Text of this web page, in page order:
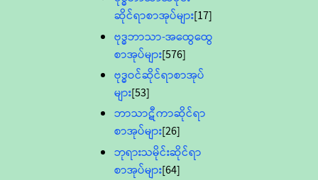
ဆိုင်ရာစာအုပ်များ[17]
ဗုဒ္ဓဘာသာ-အထွေထွေ
စာအုပ်များ[576]
ဗုဒ္ဓဝင်ဆိုင်ရာစာအုပ်
များ[53]
ဘာသာဋီကာဆိုင်ရာ
စာအုပ်များ[26]
ဘုရားသမိုင်းဆိုင်ရာ
စာအုပ်များ[64]